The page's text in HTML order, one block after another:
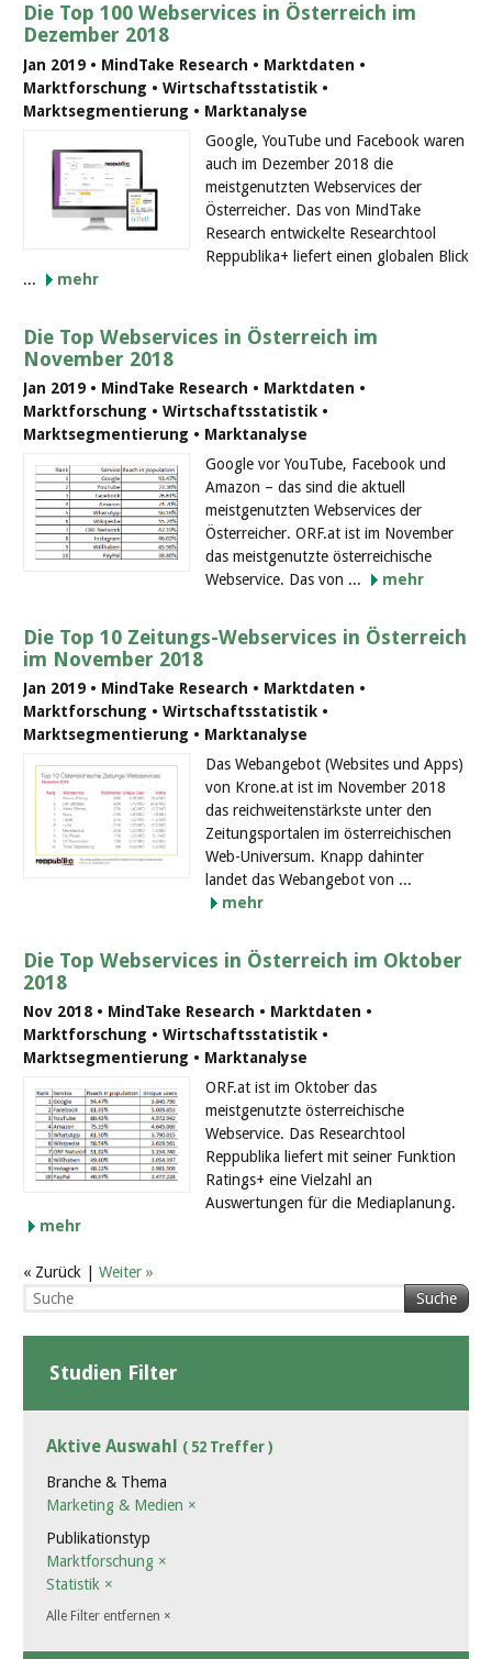
Die Top 100 Webservices in Österreich im
Dezember 2018
Jan 2019 • MindTake Research • Marktdaten •
Marktforschung • Wirtschaftsstatistik •
Marktsegmentierung • Marktanalyse
Google, YouTube und Facebook waren
auch im Dezember 2018 die
meistgenutzten Webservices der
Österreicher. Das von MindTake
Research entwickelte Researchtool
Reppublika+ liefert einen globalen Blick
...
mehr
Die Top Webservices in Österreich im
November 2018
Jan 2019 • MindTake Research • Marktdaten •
Marktforschung • Wirtschaftsstatistik •
Marktsegmentierung • Marktanalyse
Google vor YouTube, Facebook und
Amazon – das sind die aktuell
meistgenutzten Webservices der
Österreicher. ORF.at ist im November
das meistgenutzte österreichische
Webservice. Das von ...
mehr
Die Top 10 Zeitungs-Webservices in Österreich
im November 2018
Jan 2019 • MindTake Research • Marktdaten •
Marktforschung • Wirtschaftsstatistik •
Marktsegmentierung • Marktanalyse
Das Webangebot (Websites und Apps)
von Krone.at ist im November 2018
das reichweitenstärkste unter den
Zeitungsportalen im österreichischen
Web-Universum. Knapp dahinter
landet das Webangebot von ...
mehr
Die Top Webservices in Österreich im Oktober
2018
Nov 2018 • MindTake Research • Marktdaten •
Marktforschung • Wirtschaftsstatistik •
Marktsegmentierung • Marktanalyse
ORF.at ist im Oktober das
meistgenutzte österreichische
Webservice. Das Researchtool
Reppublika liefert mit seiner Funktion
Ratings+ eine Vielzahl an
Auswertungen für die Mediaplanung.
mehr
« Zurück | Weiter »
Suche
Studien Filter
Aktive Auswahl ( 52 Treffer )
Branche & Thema
Marketing & Medien ×
Publikationstyp
Marktforschung ×
Statistik ×
Alle Filter entfernen ×